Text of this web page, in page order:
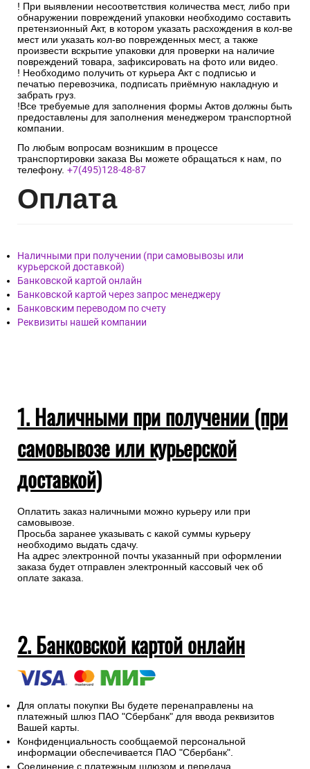
! При выявлении несоответствия количества мест, либо при
обнаружении повреждений упаковки необходимо составить
претензионный Акт, в котором указать расхождения в кол-ве
мест или указать кол-во поврежденных мест, а также
произвести вскрытие упаковки для проверки на наличие
повреждений товара, зафиксировать на фото или видео.
! Необходимо получить от курьера Акт с подписью и
печатью перевозчика, подписать приёмную накладную и
забрать груз.
!Все требуемые для заполнения формы Актов должны быть
предоставлены для заполнения менеджером транспортной
компании.
По любым вопросам возникшим в процессе
транспортировки заказа Вы можете обращаться к нам, по
телефону. +7(495)128-48-87
Оплата
Наличными при получении (при самовывозы или
курьерской доставкой)
Банковской картой онлайн
Банковской картой через запрос менеджеру
Банковским переводом по счету
Реквизиты нашей компании
1. Наличными при получении (при
самовывозе или курьерской
доставкой)
Оплатить заказ наличными можно курьеру или при
самовывозе.
Просьба заранее указывать с какой суммы курьеру
необходимо выдать сдачу.
На адрес электронной почты указанный при оформлении
заказа будет отправлен электронный кассовый чек об
оплате заказа.
2. Банковской картой онлайн
Для оплаты покупки Вы будете перенаправлены на
платежный шлюз ПАО "Сбербанк" для ввода реквизитов
Вашей карты.
Конфиденциальность сообщаемой персональной
информации обеспечивается ПАО "Сбербанк".
Соединение с платежным шлюзом и передача